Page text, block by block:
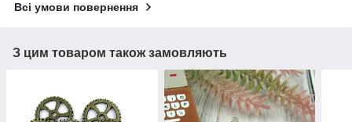
Всі умови повернення
З цим товаром також замовляють